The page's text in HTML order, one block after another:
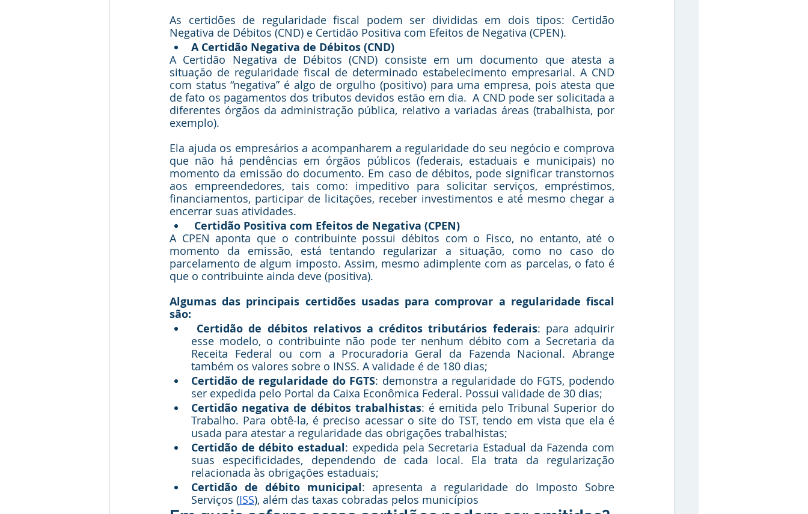
As certidões de regularidade fiscal podem ser divididas em dois tipos: Certidão
Negativa de Débitos (CND) e Certidão Positiva com Efeitos de Negativa (CPEN).
A Certidão Negativa de Débitos (CND)
A Certidão Negativa de Débitos (CND) consiste em um documento que atesta a
situação de regularidade fiscal de determinado estabelecimento empresarial. A CND
com status “negativa” é algo de orgulho (positivo) para uma empresa, pois atesta que
de fato os pagamentos dos tributos devidos estão em dia.  A CND pode ser solicitada a
diferentes órgãos da administração pública, relativo a variadas áreas (trabalhista, por
exemplo).
Ela ajuda os empresários a acompanharem a regularidade do seu negócio e comprova
que não há pendências em órgãos públicos (federais, estaduais e municipais) no
momento da emissão do documento. Em caso de débitos, pode significar transtornos
aos empreendedores, tais como: impeditivo para solicitar serviços, empréstimos,
financiamentos, participar de licitações, receber investimentos e até mesmo chegar a
encerrar suas atividades.
Certidão Positiva com Efeitos de Negativa (CPEN)
A CPEN aponta que o contribuinte possui débitos com o Fisco, no entanto, até o
momento da emissão, está tentando regularizar a situação, como no caso do
parcelamento de algum imposto. Assim, mesmo adimplente com as parcelas, o fato é
que o contribuinte ainda deve (positiva).
Algumas das principais certidões usadas para comprovar a regularidade fiscal
são:
Certidão de débitos relativos a créditos tributários federais: para adquirir
esse modelo, o contribuinte não pode ter nenhum débito com a Secretaria da
Receita Federal ou com a Procuradoria Geral da Fazenda Nacional. Abrange
também os valores sobre o INSS. A validade é de 180 dias;
Certidão de regularidade do FGTS: demonstra a regularidade do FGTS, podendo
ser expedida pelo Portal da Caixa Econômica Federal. Possui validade de 30 dias;
Certidão negativa de débitos trabalhistas: é emitida pelo Tribunal Superior do
Trabalho. Para obtê-la, é preciso acessar o site do TST, tendo em vista que ela é
usada para atestar a regularidade das obrigações trabalhistas;
Certidão de débito estadual: expedida pela Secretaria Estadual da Fazenda com
suas especificidades, dependendo de cada local. Ela trata da regularização
relacionada às obrigações estaduais;
Certidão de débito municipal: apresenta a regularidade do Imposto Sobre
Serviços (ISS), além das taxas cobradas pelos municípios